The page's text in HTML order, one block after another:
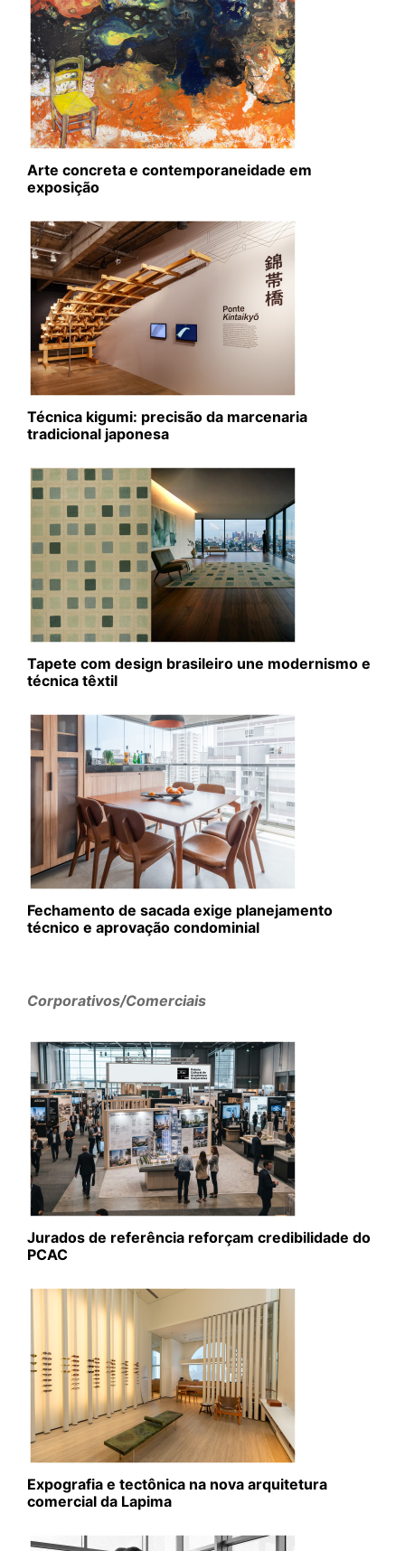
Arte concreta e contemporaneidade em
exposição
Técnica kigumi: precisão da marcenaria
tradicional japonesa
Tapete com design brasileiro une modernismo e
técnica têxtil
Fechamento de sacada exige planejamento
técnico e aprovação condominial
Corporativos/Comerciais
Jurados de referência reforçam credibilidade do
PCAC
Expografia e tectônica na nova arquitetura
comercial da Lapima